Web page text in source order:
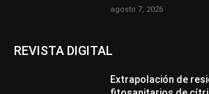
agosto 7, 2026
REVISTA DIGITAL
Extrapolación de